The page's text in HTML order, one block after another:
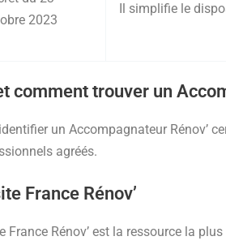
2023
Il simplifie le
comment trouver un
un Accompagnateur Rénov’
agréés.
France Rénov’
France Rénov’ est la ressource la